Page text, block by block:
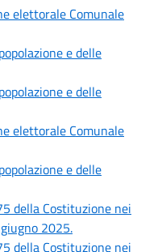
elettorale Comunale
e delle
e delle
elettorale Comunale
e delle
della Costituzione nei
2025.
della Costituzione nei